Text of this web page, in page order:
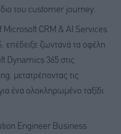
του customer journey.
Microsoft CRM & AI Services
επέδειξε ζωντανά τα οφέλη
Dynamics 365 στις
μετατρέποντας τις
ένα ολοκληρωμένο ταξίδι
Engineer Business